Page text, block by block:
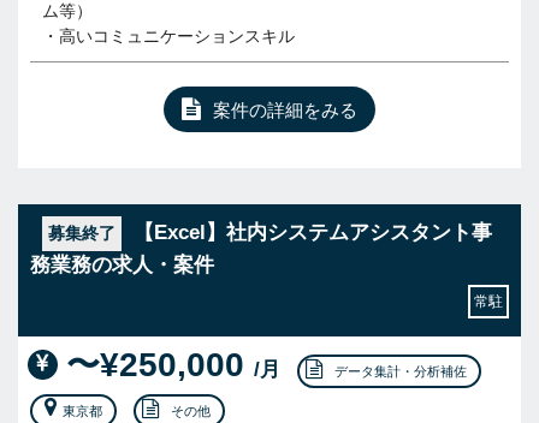
ム等）
・高いコミュニケーションスキル
案件の詳細をみる
募集終了
【Excel】社内システムアシスタント事
務業務の求人・案件
常駐
〜¥250,000 /月 データ集計・分析補佐
東京都 その他